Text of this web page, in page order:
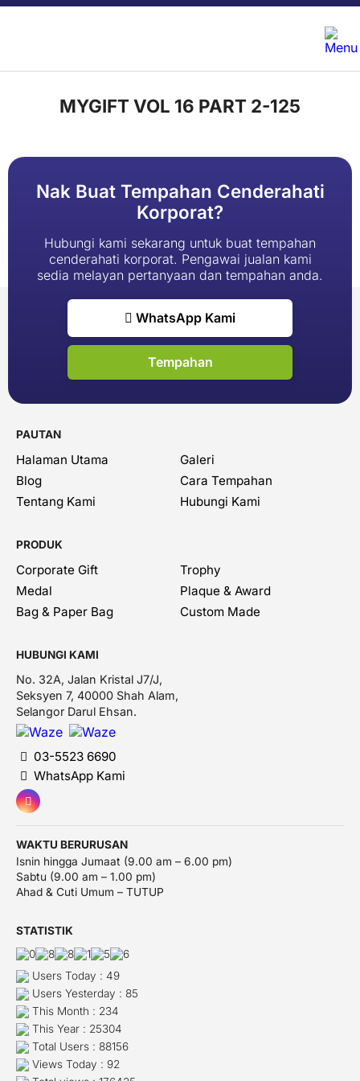
MYGIFT VOL 16 PART 2-125
Nak Buat Tempahan Cenderahati
Korporat?
Hubungi kami sekarang untuk buat tempahan
cenderahati korporat. Pengawai jualan kami
sedia melayan pertanyaan dan tempahan anda.
WhatsApp Kami
Tempahan
PAUTAN
Halaman Utama
Galeri
Blog
Cara Tempahan
Tentang Kami
Hubungi Kami
PRODUK
Corporate Gift
Trophy
Medal
Plaque & Award
Bag & Paper Bag
Custom Made
HUBUNGI KAMI
No. 32A, Jalan Kristal J7/J,
Seksyen 7, 40000 Shah Alam,
Selangor Darul Ehsan.
03-5523 6690
WhatsApp Kami
WAKTU BERURUSAN
Isnin hingga Jumaat (9.00 am – 6.00 pm)
Sabtu (9.00 am – 1.00 pm)
Ahad & Cuti Umum – TUTUP
STATISTIK
Users Today : 49
Users Yesterday : 85
This Month : 234
This Year : 25304
Total Users : 88156
Views Today : 92